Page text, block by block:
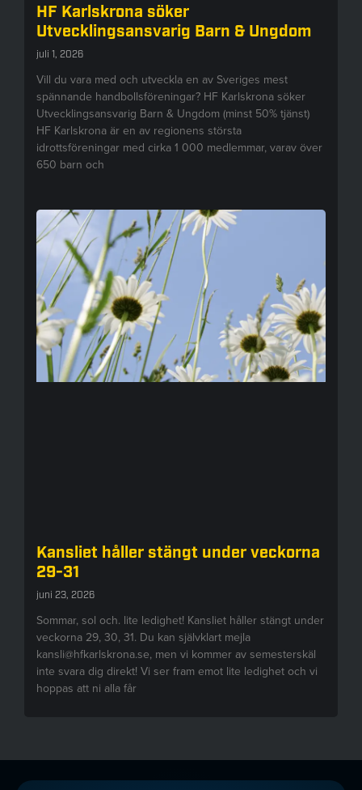
HF Karlskrona söker
Utvecklingsansvarig Barn & Ungdom
juli 1, 2026
Vill du vara med och utveckla en av Sveriges mest
spännande handbollsföreningar? HF Karlskrona söker
Utvecklingsansvarig Barn & Ungdom (minst 50% tjänst)
HF Karlskrona är en av regionens största
idrottsföreningar med cirka 1 000 medlemmar, varav över
650 barn och
Kansliet håller stängt under veckorna
29-31
juni 23, 2026
Sommar, sol och. lite ledighet! Kansliet håller stängt under
veckorna 29, 30, 31. Du kan självklart mejla
kansli@hfkarlskrona.se, men vi kommer av semesterskäl
inte svara dig direkt! Vi ser fram emot lite ledighet och vi
hoppas att ni alla får